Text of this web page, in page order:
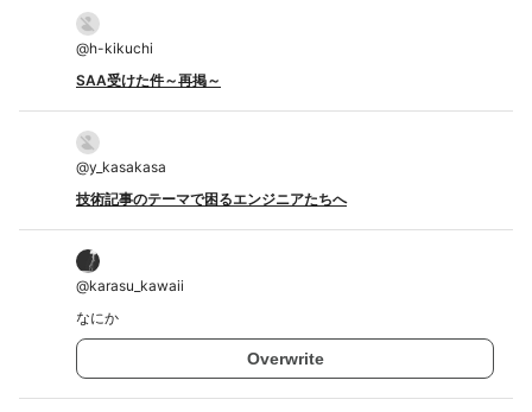
@h-kikuchi
SAA受けた件～再掲～
@y_kasakasa
技術記事のテーマで困るエンジニアたちへ
@karasu_kawaii
なにか
Overwrite